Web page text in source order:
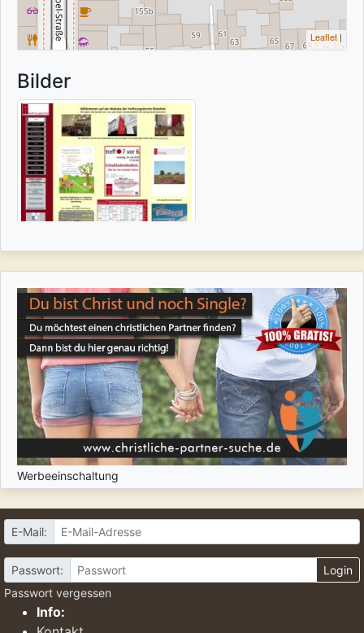
Leaflet |
Bilder
Werbeeinschaltung
E-Mail:
Passwort:
Login
Passwort vergessen
Info: